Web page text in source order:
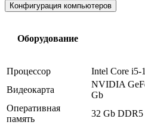
Конфигурация компьютеров
Оборудование
Процессор
Intel Core i5-
Видеокарта
NVIDIA
Gb
Оперативная
память
32 Gb DDR5